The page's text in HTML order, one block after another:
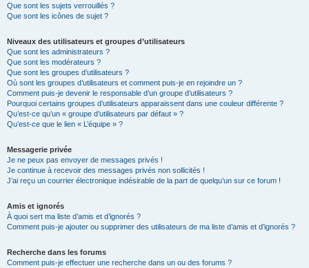
Que sont les sujets verrouillés ?
Que sont les icônes de sujet ?
Niveaux des utilisateurs et groupes d’utilisateurs
Que sont les administrateurs ?
Que sont les modérateurs ?
Que sont les groupes d’utilisateurs ?
Où sont les groupes d’utilisateurs et comment puis-je en rejoindre un ?
Comment puis-je devenir le responsable d’un groupe d’utilisateurs ?
Pourquoi certains groupes d’utilisateurs apparaissent dans une couleur différente ?
Qu’est-ce qu’un « groupe d’utilisateurs par défaut » ?
Qu’est-ce que le lien « L’équipe » ?
Messagerie privée
Je ne peux pas envoyer de messages privés !
Je continue à recevoir des messages privés non sollicités !
J’ai reçu un courrier électronique indésirable de la part de quelqu’un sur ce forum !
Amis et ignorés
À quoi sert ma liste d’amis et d’ignorés ?
Comment puis-je ajouter ou supprimer des utilisateurs de ma liste d’amis et d’ignorés ?
Recherche dans les forums
Comment puis-je effectuer une recherche dans un ou des forums ?